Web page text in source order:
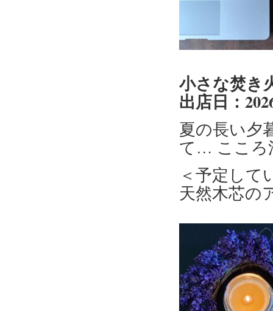
小さな焚き
出店日：
夏の長い夕
て… こころ
＜予定して
天然木芯の